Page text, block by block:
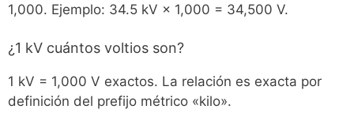
1,000. Ejemplo: 34.5 kV × 1,000 = 34,500 V.
¿1 kV cuántos voltios son?
1 kV = 1,000 V exactos. La relación es exacta por
definición del prefijo métrico «kilo».